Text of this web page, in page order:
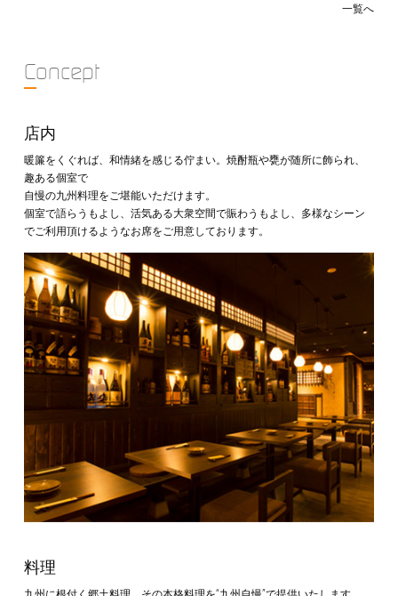
一覧へ
Concept
店内
暖簾をくぐれば、和情緒を感じる佇まい。焼酎瓶や甕が随所に飾られ、
趣ある個室で
自慢の九州料理をご堪能いただけます。
個室で語らうもよし、活気ある大衆空間で賑わうもよし、多様なシーン
でご利用頂けるようなお席をご用意しております。
料理
九州に根付く郷土料理。その本格料理を“九州自慢”で提供いたします。